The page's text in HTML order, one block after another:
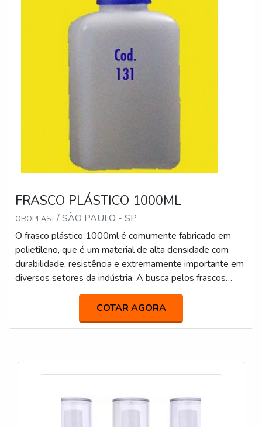
FRASCO PLÁSTICO 1000ML
OROPLAST/ SÃO PAULO - SP
O frasco plástico 1000ml é comumente fabricado em
polietileno, que é um material de alta densidade com
durabilidade, resistência e extremamente importante em
diversos setores da indústria. A busca pelos frascos
acontecem em razão de que eles apresentam diversos
benefícios, além de serem excelentes objetos para a
armazenagem de todos os produtos, inclusive
CARACTERÍSTICAS DOS RECIPIENTES Os frasc
COTAR AGORA